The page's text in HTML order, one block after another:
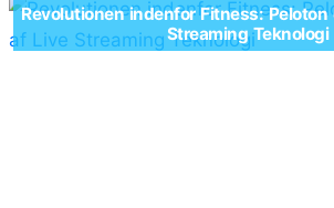
Revolutionen indenfor Fitness:
Streaming Teknologi